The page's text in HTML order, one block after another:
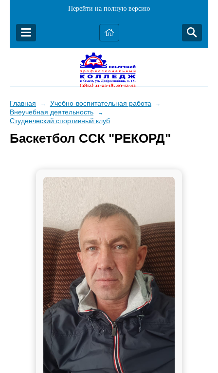
Перейти на полную версию
Главная → Учебно-воспитательная работа →
Внеучебная деятельность →
Студенческий спортивный клуб
Баскетбол ССК "РЕКОРД"